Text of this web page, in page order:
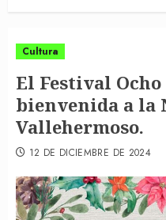
Cultura
El Festival
bienvenida a la
Vallehermoso.
12 DE DICIEMBRE DE 2024